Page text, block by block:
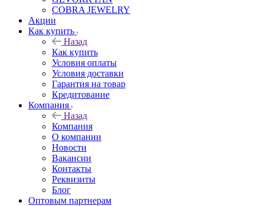
COBRA JEWELRY
Акции
Как купить
Назад
Как купить
Условия оплаты
Условия доставки
Гарантия на товар
Кредитование
Компания
Назад
Компания
О компании
Новости
Вакансии
Контакты
Реквизиты
Блог
Оптовым партнерам